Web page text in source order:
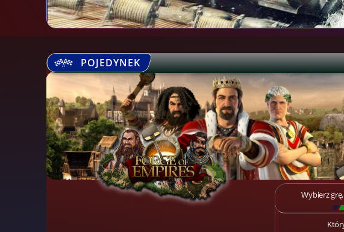
POJEDYNEK
Wybierz
[